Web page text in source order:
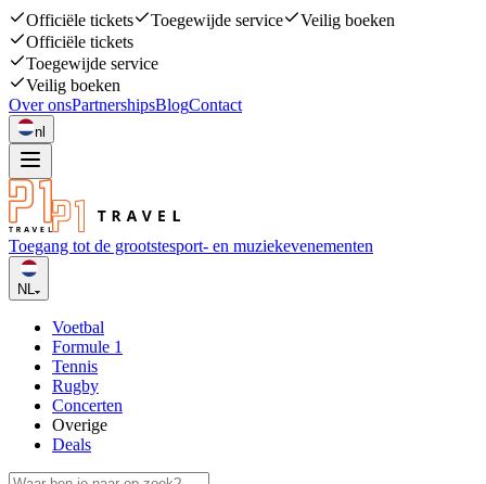
Officiële tickets Toegewijde service
Veilig boeken
Officiële tickets
Toegewijde service
Veilig boeken
Over onsPartnershipsBlogContact
nl
Toegang tot de grootstesport- en muziekevenementen
NL
Voetbal
Formule 1
Tennis
Rugby
Concerten
Overige
Deals